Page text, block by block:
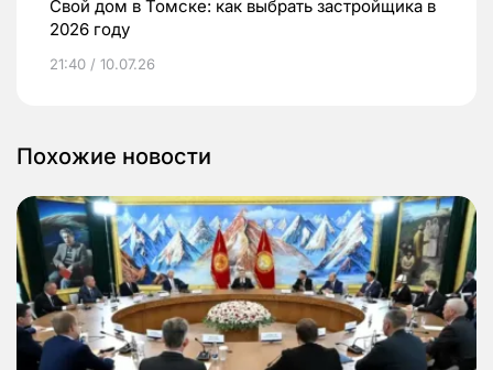
Свой дом в Томске: как выбрать застройщика в
2026 году
21:40 / 10.07.26
Похожие новости